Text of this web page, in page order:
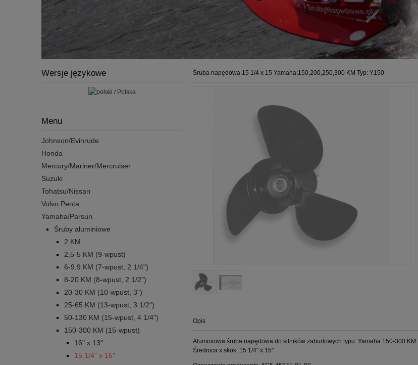
Wersje językowe
Menu
Johnson/Evinrude
Honda
Mercury/Mariner/Mercruiser
Suzuki
Tohatsu/Nissan
Volvo Penta
Yamaha/Parsun
Śruby aluminiowe
2 KM
2,5-5 KM (9-wpust)
6-9.9 KM (7-wpust, 2 1/4")
8-20 KM (8-wpust, 2 1/2")
20-30 KM (10-wpust, 3")
25-65 KM (13-wpust, 3 1/2")
50-130 KM (15-wpust, 4 1/4")
150-300 KM (15-wpust)
16" x 13"
15 1/4" x 15"
Śruba napędowa 15 1/4 x 15 Yamaha:150,200,250,300 KM Typ: Y150
Opis
Aluminiowa śruba napędowa do silników zaburtowych typu: Yamaha 150-300 KM.
Średnica x skok: 15 1/4" x 15".